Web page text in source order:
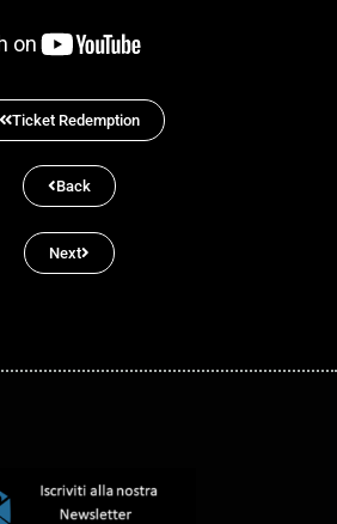
Ticket Redemption
Back
Next